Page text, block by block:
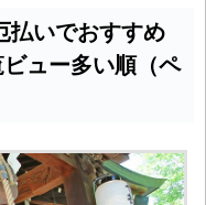
払いでおすすめ
ュー多い順（ペ